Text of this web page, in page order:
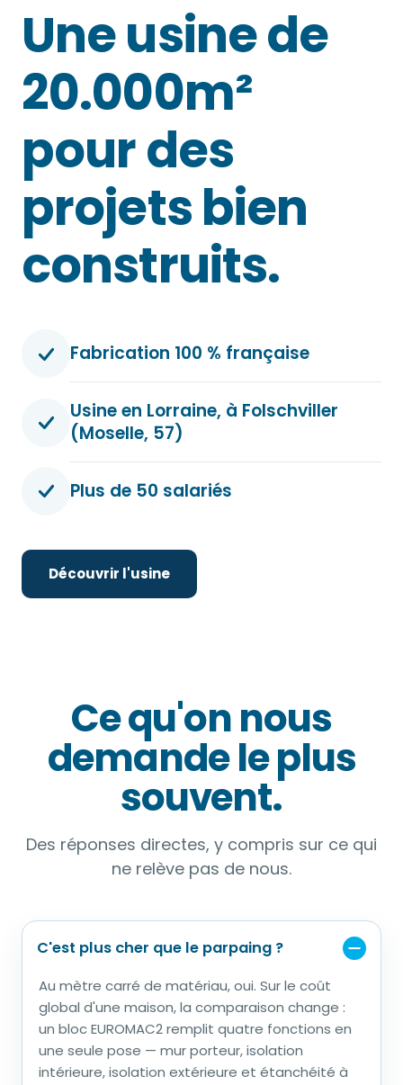
Une usine de
20.000m²
pour des
projets bien
construits.
Fabrication 100 % française
Usine en Lorraine, à Folschviller
(Moselle, 57)
Plus de 50 salariés
Découvrir l'usine
Ce qu'on nous
demande le plus
souvent.
Des réponses directes, y compris sur ce qui
ne relève pas de nous.
C'est plus cher que le parpaing ?
Au mètre carré de matériau, oui. Sur le coût
global d'une maison, la comparaison change :
un bloc EUROMAC2 remplit quatre fonctions en
une seule pose — mur porteur, isolation
intérieure, isolation extérieure et étanchéité à